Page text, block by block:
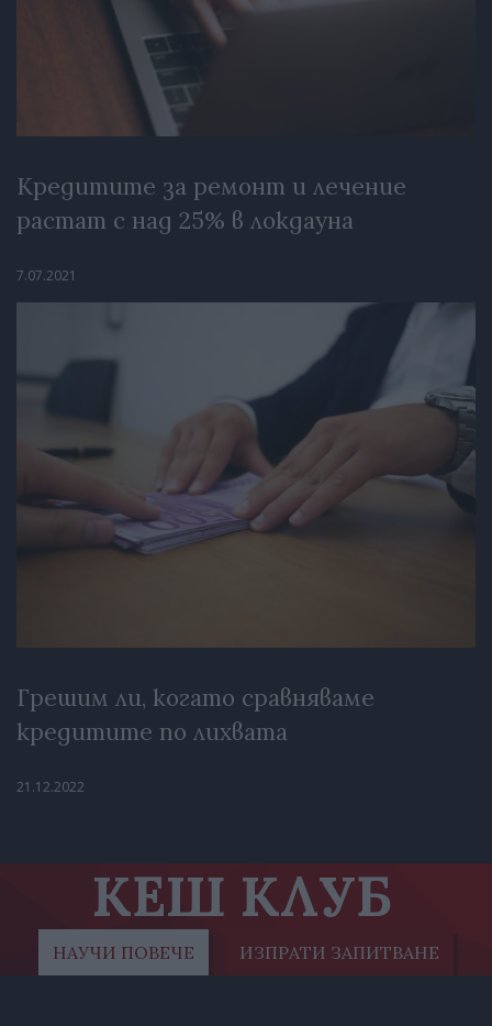
Кредитите за ремонт и лечение
растат с над 25% в локдауна
7.07.2021
Грешим ли, когато сравняваме
кредитите по лихвата
21.12.2022
КЕШ КЛУБ
НАУЧИ ПОВЕЧЕ ИЗПРАТИ ЗАПИТВАНЕ